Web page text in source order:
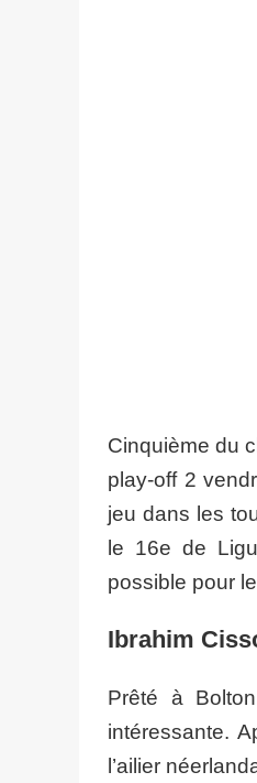
Cinquième du
play-off 2
jeu dans les
le 16e de
possible pour
Ibrahim
Prêté à
intéressante.
l’ailier